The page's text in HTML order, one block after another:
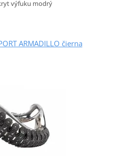
výfuku modrý
ARMADILLO čierna